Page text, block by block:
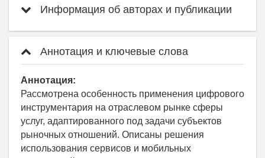
Информация об авторах и публикации
Аннотация и ключевые слова
Аннотация:
Рассмотрена особенность применения цифрового
инструментария на отраслевом рынке сферы
услуг, адаптированного под задачи субъектов
рыночных отношений. Описаны решения
использования сервисов и мобильных